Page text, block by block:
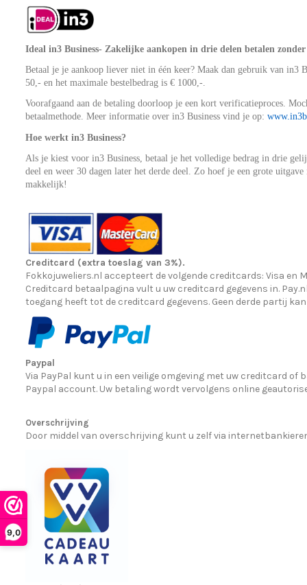
9,0
Ideal in3 Business- Zakelijke aankopen in drie delen betalen
Betaal je je aankoop liever niet in één keer? Maak dan gebruik van in3
50,- en het maximale bestelbedrag is € 1000,-.
Voorafgaand aan de betaling doorloop je een kort verificatieproces.
betaalmethode. Meer informatie over in3 Business vind je op:
Hoe werkt in3 Business?
Als je kiest voor in3 Business, betaal je het volledige bedrag in drie
deel en weer 30 dagen later het derde deel. Zo hoef je een grote
makkelijk!
Creditcard (extra toeslag van 3%).
Fokkojuweliers.nl accepteert de volgende creditcards: Visa en
Creditcard betaalpagina vult u uw creditcard gegevens in.
toegang heeft tot de creditcard gegevens. Geen derde partij kan
Paypal
Via PayPal kunt u in een veilige omgeving met uw creditcard
Paypal account. Uw betaling wordt vervolgens online
Overschrijving
Door middel van overschrijving kunt u zelf via